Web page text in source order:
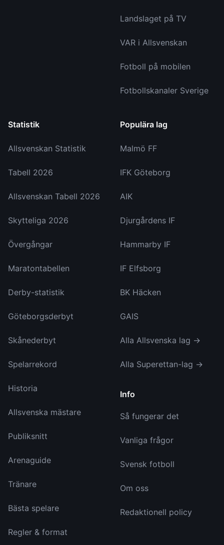
Landslaget på TV
VAR i Allsvenskan
Fotboll på mobilen
Fotbollskanaler Sverige
Statistik
Allsvenskan Statistik
Tabell 2026
Allsvenskan Tabell 2026
Skytteliga 2026
Övergångar
Maratontabellen
Derby-statistik
Göteborgsderbyt
Skånederbyt
Spelarrekord
Historia
Allsvenska mästare
Publiksnitt
Arenaguide
Tränare
Bästa spelare
Regler & format
Populära lag
Malmö FF
IFK Göteborg
AIK
Djurgårdens IF
Hammarby IF
IF Elfsborg
BK Häcken
GAIS
Alla Allsvenska lag →
Alla Superettan-lag →
Info
Så fungerar det
Vanliga frågor
Svensk fotboll
Om oss
Redaktionell policy